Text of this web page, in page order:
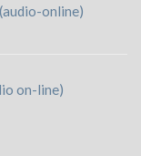
online)
on-line)